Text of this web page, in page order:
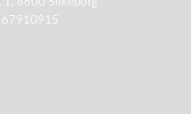
67910915